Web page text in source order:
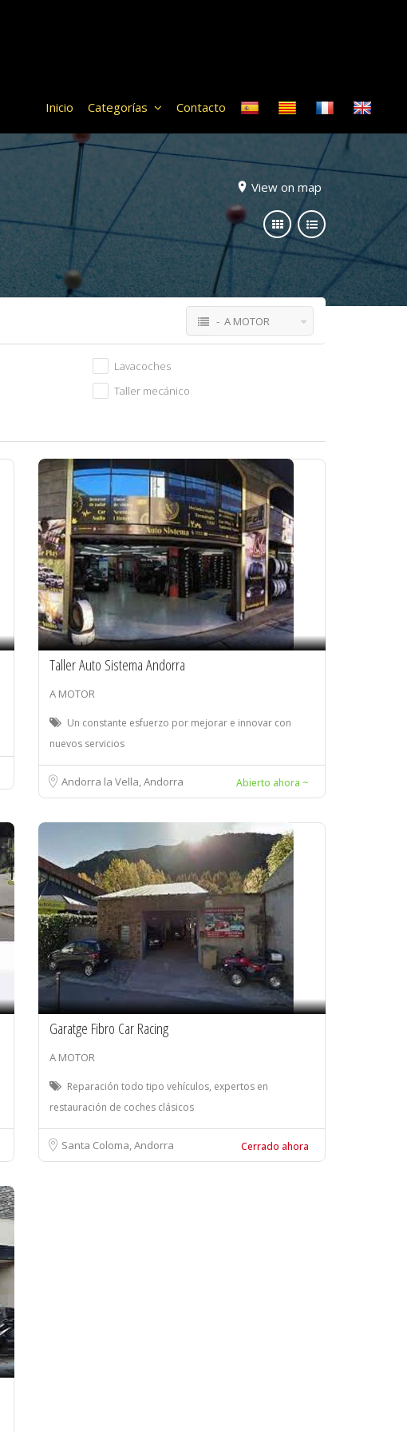
Inicio Categorías Contacto
View on map
- A MOTOR
Lavacoches
Taller mecánico
Taller Auto Sistema Andorra
A MOTOR
Un constante esfuerzo por mejorar e innovar con
nuevos servicios
Andorra la Vella, Andorra Abierto ahora ~
Garatge Fibro Car Racing
A MOTOR
Reparación todo tipo vehículos, expertos en
restauración de coches clásicos
Santa Coloma, Andorra Cerrado ahora